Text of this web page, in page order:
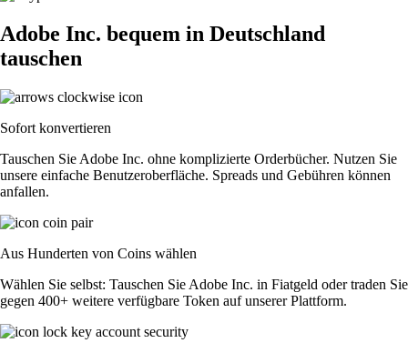
Adobe Inc. bequem in Deutschland
tauschen
Sofort konvertieren
Tauschen Sie Adobe Inc. ohne komplizierte Orderbücher. Nutzen Sie
unsere einfache Benutzeroberfläche. Spreads und Gebühren können
anfallen.
Aus Hunderten von Coins wählen
Wählen Sie selbst: Tauschen Sie Adobe Inc. in Fiatgeld oder traden Sie
gegen 400+ weitere verfügbare Token auf unserer Plattform.